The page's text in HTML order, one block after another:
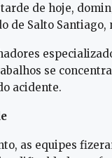
de hoje,
de Salto Santiago,
se
acidente.
as equipes